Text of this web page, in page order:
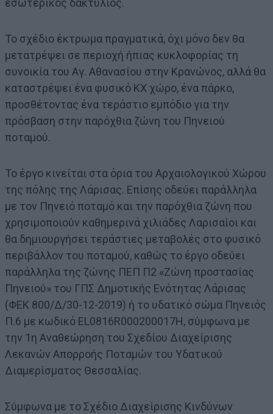
εσωτερικός δακτύλιος.
Το σχέδιο έκτρωμα πραγματικά, όχι μόνο δεν θα
μετατρέψει σε περιοχή ήπιας κυκλοφορίας τη
συνοικία του Αγ. Αθανασίου στην Κρανώνος, αλλά θα
καταστρέψει ένα φυσικό ΚΧ χώρο, ένα πάρκο,
προσθέτοντας ένα τεράστιο εμπόδιο για την
πρόσβαση στην παρόχθια ζώνη του Πηνειού
ποταμού.
Το έργο κινείται στα όρια του Αρχαιολογικού Χώρου
της πόλης της Λάρισας. Επίσης οδεύει παράλληλα
με τον Πηνειό ποταμό και την παρόχθια ζώνη που
χρησιμοποιούν καθημερινά χιλιάδες Λαρισαίοι και
θα δημιουργήσει τεράστιες μεταβολές στο φυσικό
περιβάλλον του ποταμού, καθώς το έργο οδεύει
παράλληλα της ζώνης ΠΕΠ Π2 «Ζώνη προστασίας
Πηνειού» του ΓΠΣ Δημοτικής Ενότητας Λάρισας
(ΦΕΚ 800/Δ/30-12-2019) ή το υδατικό σώμα Πηνειός
Π.6 με κωδικό EL0816R000200017H, σύμφωνα με
την 1η Αναθεώρηση του Σχεδίου Διαχείρισης
Λεκανών Απορροής Ποταμών του Υδατικού
Διαμερίσματος Θεσσαλίας.
Σύμφωνα με το Σχέδιο Διαχείρισης Κινδύνων